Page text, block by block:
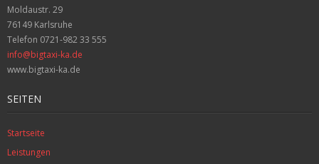
Moldaustr. 29
76149 Karlsruhe
Telefon 0721-982 33 555
info@bigtaxi-ka.de
www.bigtaxi-ka.de
SEITEN
Startseite
Leistungen